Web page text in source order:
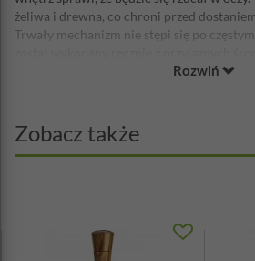
żeliwa i drewna, co chroni przed
Trwały mechanizm nie stępi się po
trakcie używanie nie wydzielają się
Materiał: żeliwo, drewno
Wysokość: 27cm
Rozwiń
Zobacz także